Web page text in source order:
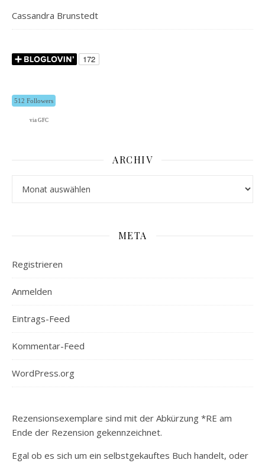
Cassandra Brunstedt
512 Followers
via GFC
ARCHIV
META
Registrieren
Anmelden
Eintrags-Feed
Kommentar-Feed
WordPress.org
Rezensionsexemplare sind mit der Abkürzung *RE am
Ende der Rezension gekennzeichnet.
Egal ob es sich um ein selbstgekauftes Buch handelt, oder